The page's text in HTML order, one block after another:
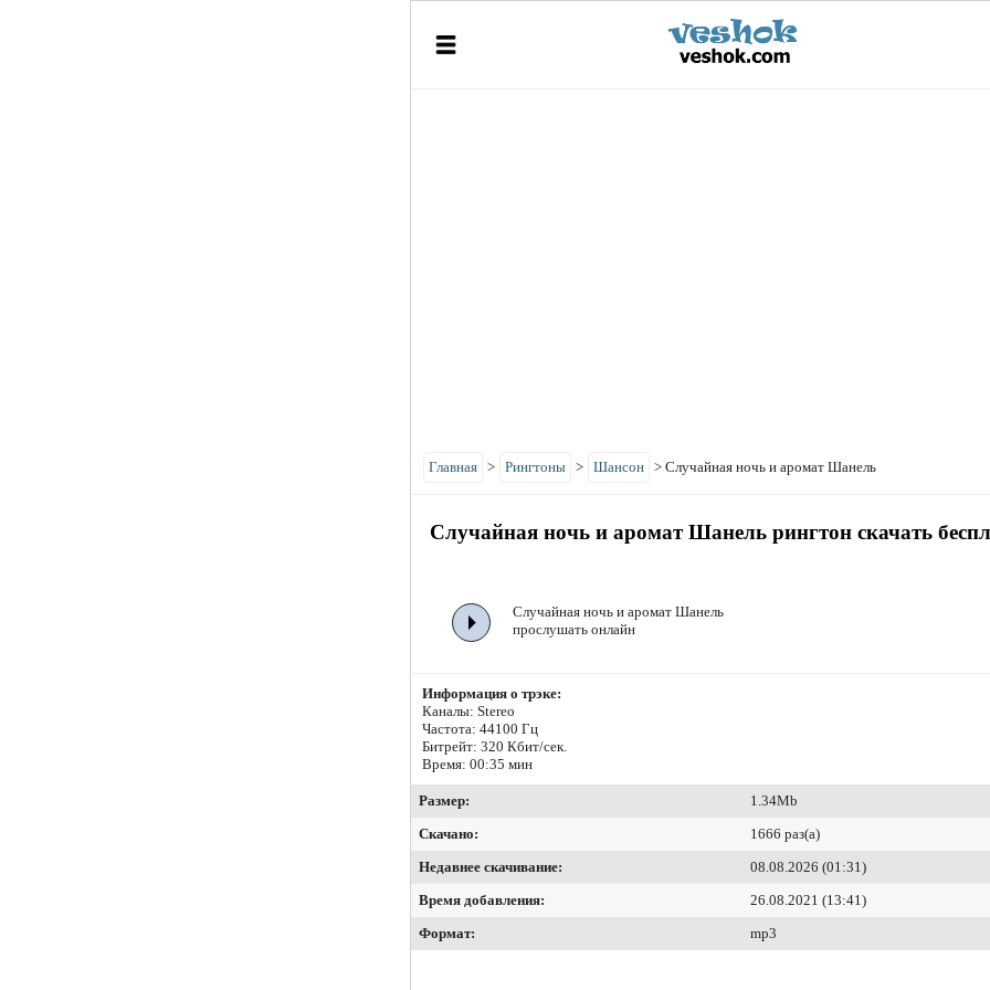
Главная > Рингтоны > Шансон > Случайная ночь и аромат Шанель
Случайная ночь и аромат Шанель рингтон скачать
Случайная ночь и аромат Шанель
прослушать онлайн
Информация о трэке:
Каналы: Stereo
Частота: 44100 Гц
Битрейт: 320 Кбит/сек.
Время: 00:35 мин
Размер:
1.34Mb
Скачано:
1666 раз(а)
Недавнее скачивание:
08.08.2026 (01:31)
Время добавления:
26.08.2021 (13:41)
Формат:
mp3